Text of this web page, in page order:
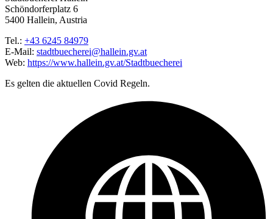
Schöndorferplatz 6
5400 Hallein, Austria
Tel.: +43 6245 84979
E-Mail: stadtbuecherei@hallein.gv.at
Web: https://www.hallein.gv.at/Stadtbuecherei
Es gelten die aktuellen Covid Regeln.